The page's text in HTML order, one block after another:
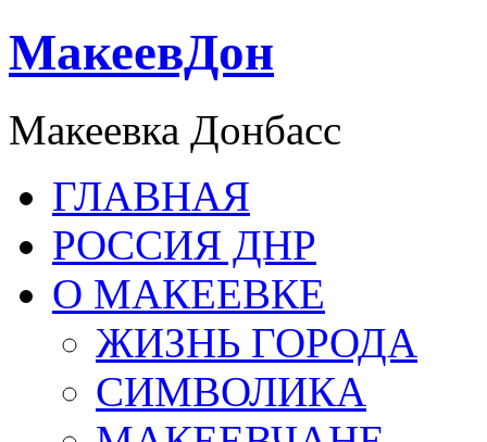
МакеевДон
Макеевка Донбасс
ГЛАВНАЯ
РОССИЯ ДНР
О МАКЕЕВКЕ
ЖИЗНЬ ГОРОДА
СИМВОЛИКА